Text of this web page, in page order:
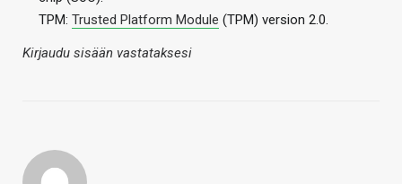
TPM: Trusted Platform Module (TPM) version 2.0.
Kirjaudu sisään vastataksesi